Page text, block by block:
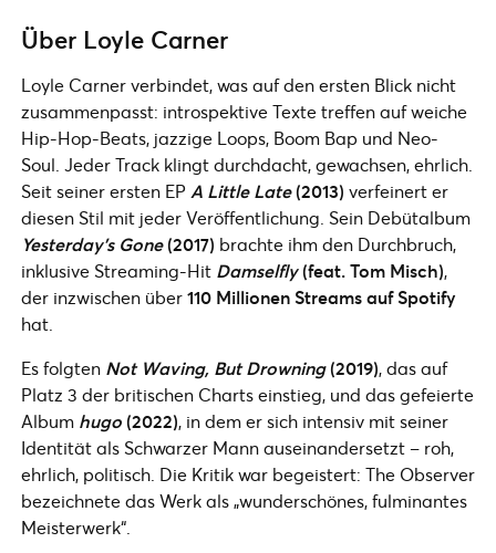
Über Loyle Carner
Loyle Carner verbindet, was auf den ersten Blick nicht
zusammenpasst: introspektive Texte treffen auf weiche
Hip-Hop-Beats, jazzige Loops, Boom Bap und Neo-
Soul. Jeder Track klingt durchdacht, gewachsen, ehrlich.
Seit seiner ersten EP A Little Late(2013) verfeinert er
diesen Stil mit jeder Veröffentlichung. Sein Debütalbum
Yesterday’s Gone(2017) brachte ihm den Durchbruch,
inklusive Streaming-Hit Damselfly(feat. Tom Misch),
der inzwischen über110 Millionen Streams auf Spotify
hat.
Es folgten Not Waving, But Drowning(2019), das auf
Platz 3 der britischen Charts einstieg, und das gefeierte
Album hugo (2022), in dem er sich intensiv mit seiner
Identität als Schwarzer Mann auseinandersetzt – roh,
ehrlich, politisch. Die Kritik war begeistert: The Observer
bezeichnete das Werk als „wunderschönes, fulminantes
Meisterwerk“.